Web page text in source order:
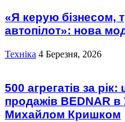
«Я керую бізнесом,
автопілот»: нова
Техніка 4 Березня, 2026
500 агрегатів за
продажів BEDNAR в
Михайлом Кришком